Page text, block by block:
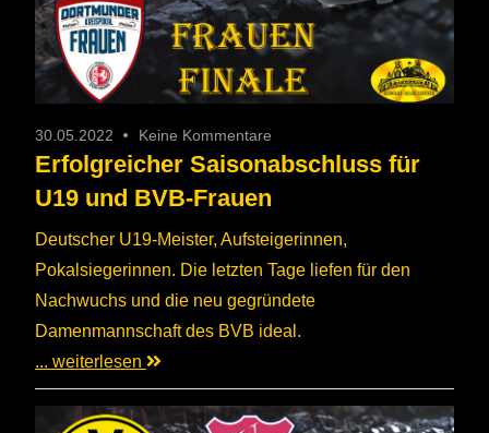
30.05.2022 Keine Kommentare
Erfolgreicher Saisonabschluss für
U19 und BVB-Frauen
Deutscher U19-Meister, Aufsteigerinnen,
Pokalsiegerinnen. Die letzten Tage liefen für den
Nachwuchs und die neu gegründete
Damenmannschaft des BVB ideal.
... weiterlesen